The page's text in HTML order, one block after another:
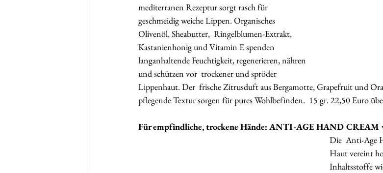
mediterranen Rezeptur sorgt rasch für
geschmeidig weiche Lippen. Organisches
Olivenöl, Sheabutter,  Ringelblumen-Extrakt,
Kastanienhonig und Vitamin E spenden
langanhaltende Feuchtigkeit, regenerieren, nähren
und schützen vor  trockener und spröder
Lippenhaut. Der  frische Zitrusduft aus Bergamotte, Grapefruit und
pflegende Textur sorgen für pures Wohlbefinden.  15 gr. 22,50 Euro
Für empfindliche, trockene Hände: ANTI-AGE HAND CREAM
Die  Anti-Age
Haut vereint
Inhaltsstoffe